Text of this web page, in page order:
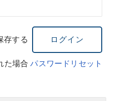
存する
た場合パスワードリセット